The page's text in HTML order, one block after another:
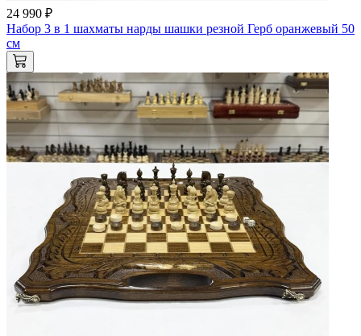
24 990 ₽
Набор 3 в 1 шахматы нарды шашки резной Герб оранжевый 50
см